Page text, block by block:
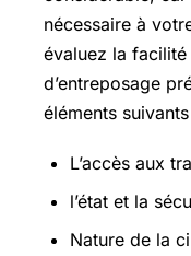
nécessaire à
évaluez la facilité
d’entreposage
éléments
L’accès aux
l’état et la
Nature de la